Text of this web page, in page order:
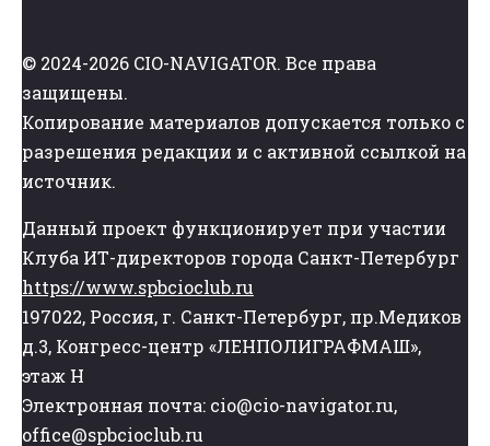
© 2024-2026 CIO-NAVIGATOR. Все права
защищены.
Копирование материалов допускается только с
разрешения редакции и с активной ссылкой на
источник.
Данный проект функционирует при участии
Клуба ИТ-директоров города Санкт-Петербург
https://www.spbcioclub.ru
197022, Россия, г. Санкт-Петербург, пр.Медиков
д.3, Конгресс-центр «ЛЕНПОЛИГРАФМАШ»,
этаж Н
Электронная почта: cio@cio-navigator.ru,
office@spbcioclub.ru